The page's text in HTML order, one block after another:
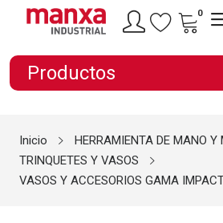
0
Productos
Inicio
HERRAMIENTA DE MANO Y
TRINQUETES Y VASOS
VASOS Y ACCESORIOS GAMA